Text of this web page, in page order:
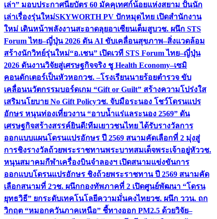
เล่า” มอบประกาศนียบัตร 60 มัคคุเทศก์น้อยแห่งสยาม ปั้นนัก
เล่าเรื่องรุ่นใหม่SKYWORTH PV ปักหมุดไทย เปิดสำนักงาน
ใหม่ เดินหน้าพลังงานสะอาดลุยอาเซียนเต็มสูบวช. ผนึก STS
Forum ไทย–ญี่ปุ่น 2026 ดัน AI ขับเคลื่อนสุขภาพ–สิ่งแวดล้อม
สร้างนักวิทย์รุ่นใหม่“อ.เชน” เปิดเวที STS Forum ไทย–ญี่ปุ่น
2026 ดันงานวิจัยสู่เศรษฐกิจจริง ชู Health Economy–เซมิ
คอนดักเตอร์เป็นหัวหอกวช. –โรงเรียนนายร้อยตำรวจ ขับ
เคลื่อนนวัตกรรมบอร์ดเกม “Gift or Guilt” สร้างความโปร่งใส
เสริมนโยบาย No Gift Policyวช. จับมือระนอง โชว์โดรนแปร
อักษร หนุนท่องเที่ยวงาน “อาบน้ำแร่แลระนอง 2569” ดัน
เศรษฐกิจสร้างสรรค์ยินดี!ทีมเยาวชนไทย ได้รับรางวัลการ
ออกแบบแผนโดรนแปรอักษร ปี 2569 สนามคัดเลือกที่ 2 มุ่งสู่
การชิงรางวัลถ้วยพระราชทานพระบาทสมเด็จพระเจ้าอยู่หัววช.
หนุนสมาคมกีฬาเครื่องบินจำลองฯ เปิดสนามแข่งขันการ
ออกแบบโดรนแปรอักษร ชิงถ้วยพระราชทาน ปี 2569 สนามคัด
เลือกสนามที่ 2วช. ผนึกกองทัพภาคที่ 2 เปิดศูนย์พัฒนา “โดรน
ยุทธวิธี” ยกระดับเทคโนโลยีความมั่นคงไทยวช. ผนึก ววน. ถก
วิกฤต “หมอกควันภาคเหนือ” ชี้ทางออก PM2.5 ด้วยวิจัย–